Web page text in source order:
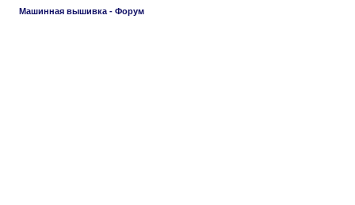
Машинная вышивка - Форум